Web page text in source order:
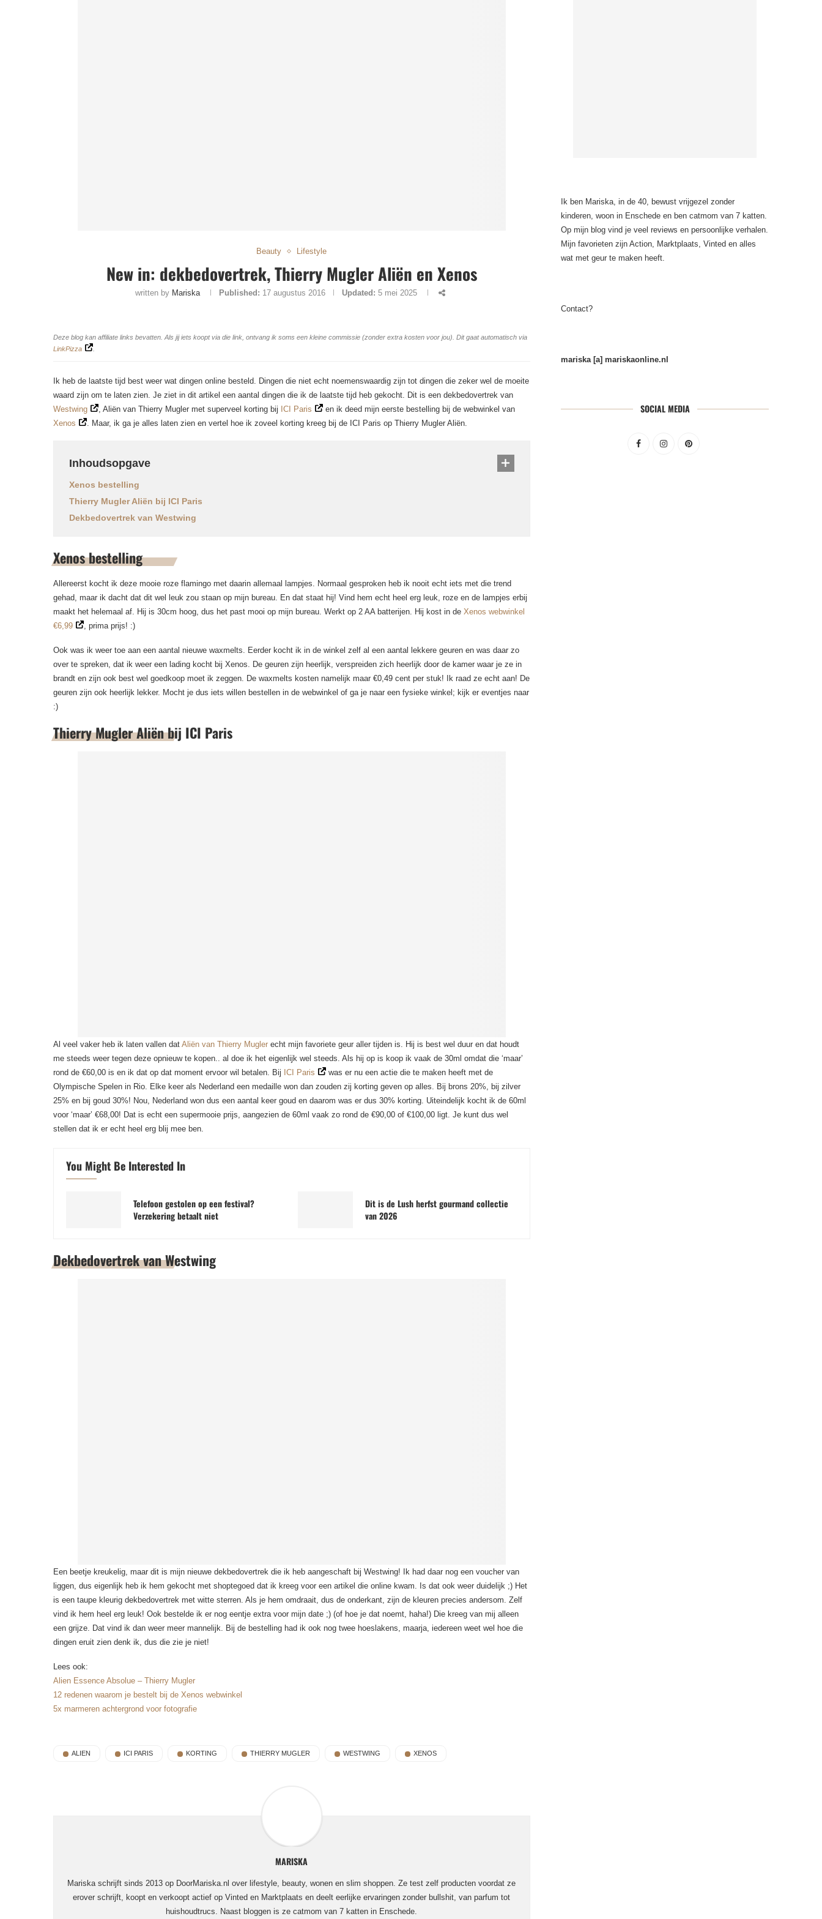
Beauty Lifestyle
New in: dekbedovertrek, Thierry Mugler Aliën en Xenos
written by Mariska Published: 17 augustus 2016 Updated: 5 mei 2025
Deze blog kan affiliate links bevatten. Als jij iets koopt via die link, ontvang ik soms een kleine commissie (zonder extra kosten voor jou). Dit gaat automatisch via
LinkPizza
Ik heb de laatste tijd best weer wat dingen online besteld. Dingen die niet echt noemenswaardig zijn tot dingen die zeker wel de moeite
waard zijn om te laten zien. Je ziet in dit artikel een aantal dingen die ik de laatste tijd heb gekocht. Dit is een dekbedovertrek van
Westwing
, Aliën van Thierry Mugler met superveel korting bij ICI Paris
en ik deed mijn eerste bestelling bij de webwinkel van
Xenos
. Maar, ik ga je alles laten zien en vertel hoe ik zoveel korting kreeg bij de ICI Paris op Thierry Mugler Aliën.
Inhoudsopgave
Xenos bestelling
Thierry Mugler Aliën bij ICI Paris
Dekbedovertrek van Westwing
Xenos bestelling
Allereerst kocht ik deze mooie roze flamingo met daarin allemaal lampjes. Normaal gesproken heb ik nooit echt iets met die trend
gehad, maar ik dacht dat dit wel leuk zou staan op mijn bureau. En dat staat hij! Vind hem echt heel erg leuk, roze en de lampjes erbij
maakt het helemaal af. Hij is 30cm hoog, dus het past mooi op mijn bureau. Werkt op 2 AA batterijen. Hij kost in de Xenos webwinkel
€6,99
, prima prijs! :)
Ook was ik weer toe aan een aantal nieuwe waxmelts. Eerder kocht ik in de winkel zelf al een aantal lekkere geuren en was daar zo
over te spreken, dat ik weer een lading kocht bij Xenos. De geuren zijn heerlijk, verspreiden zich heerlijk door de kamer waar je ze in
brandt en zijn ook best wel goedkoop moet ik zeggen. De waxmelts kosten namelijk maar €0,49 cent per stuk! Ik raad ze echt aan! De
geuren zijn ook heerlijk lekker. Mocht je dus iets willen bestellen in de webwinkel of ga je naar een fysieke winkel; kijk er eventjes naar
:)
Thierry Mugler Aliën bij ICI Paris
Al veel vaker heb ik laten vallen dat Aliën van Thierry Mugler echt mijn favoriete geur aller tijden is. Hij is best wel duur en dat houdt
me steeds weer tegen deze opnieuw te kopen.. al doe ik het eigenlijk wel steeds. Als hij op is koop ik vaak de 30ml omdat die ‘maar’
rond de €60,00 is en ik dat op dat moment ervoor wil betalen. Bij ICI Paris
was er nu een actie die te maken heeft met de
Olympische Spelen in Rio. Elke keer als Nederland een medaille won dan zouden zij korting geven op alles. Bij brons 20%, bij zilver
25% en bij goud 30%! Nou, Nederland won dus een aantal keer goud en daarom was er dus 30% korting. Uiteindelijk kocht ik de 60ml
voor ‘maar’ €68,00! Dat is echt een supermooie prijs, aangezien de 60ml vaak zo rond de €90,00 of €100,00 ligt. Je kunt dus wel
stellen dat ik er echt heel erg blij mee ben.
You Might Be Interested In
Telefoon gestolen op een festival?
Verzekering betaalt niet
Dit is de Lush herfst gourmand collectie
van 2026
Dekbedovertrek van Westwing
Een beetje kreukelig, maar dit is mijn nieuwe dekbedovertrek die ik heb aangeschaft bij Westwing! Ik had daar nog een voucher van
liggen, dus eigenlijk heb ik hem gekocht met shoptegoed dat ik kreeg voor een artikel die online kwam. Is dat ook weer duidelijk ;) Het
is een taupe kleurig dekbedovertrek met witte sterren. Als je hem omdraait, dus de onderkant, zijn de kleuren precies andersom. Zelf
vind ik hem heel erg leuk! Ook bestelde ik er nog eentje extra voor mijn date ;) (of hoe je dat noemt, haha!) Die kreeg van mij alleen
een grijze. Dat vind ik dan weer meer mannelijk. Bij de bestelling had ik ook nog twee hoeslakens, maarja, iedereen weet wel hoe die
dingen eruit zien denk ik, dus die zie je niet!
Lees ook:
Alien Essence Absolue – Thierry Mugler
12 redenen waarom je bestelt bij de Xenos webwinkel
5x marmeren achtergrond voor fotografie
ALIEN ICI PARIS KORTING THIERRY MUGLER WESTWING XENOS
MARISKA
Mariska schrijft sinds 2013 op DoorMariska.nl over lifestyle, beauty, wonen en slim shoppen. Ze test zelf producten voordat ze
erover schrijft, koopt en verkoopt actief op Vinted en Marktplaats en deelt eerlijke ervaringen zonder bullshit, van parfum tot
huishoudtrucs. Naast bloggen is ze catmom van 7 katten in Enschede.
Ik ben Mariska, in de 40, bewust vrijgezel zonder
kinderen, woon in Enschede en ben catmom van 7 katten.
Op mijn blog vind je veel reviews en persoonlijke verhalen.
Mijn favorieten zijn Action, Marktplaats, Vinted en alles
wat met geur te maken heeft.
Contact?
mariska [a] mariskaonline.nl
SOCIAL MEDIA